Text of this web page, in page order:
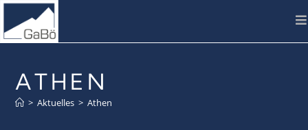
ATHEN
> Aktuelles > Athen